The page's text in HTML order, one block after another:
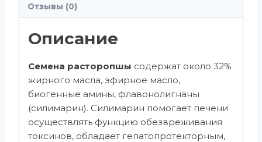
Отзывы (0)
Описание
Семена расторопшы содержат около 32%
жирного масла, эфирное масло,
биогенные амины, флавонолигнаны
(силимарин). Силимарин помогает печени
осуществлять функцию обезвреживания
токсинов, обладает гепатопротекторным,